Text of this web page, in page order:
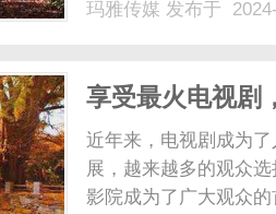
线是根据往年的考研
玛雅传媒 发布于
享受最火电视剧
近年来，电视剧成为
展，越来越多的观众
影院成为了广大观众